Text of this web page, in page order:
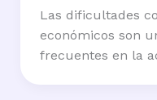
Las dificultades
económicos son
frecuentes en la